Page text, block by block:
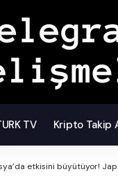
TV Kripto Takip
etkisini büyütüyor!